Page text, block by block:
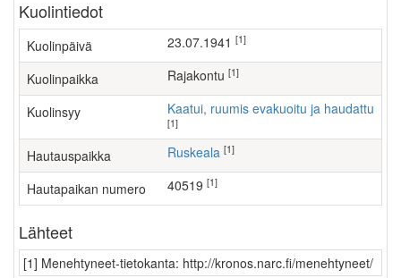
Kuolintiedot
Kuolinpäivä 23.07.1941 [1]
Kuolinpaikka Rajakontu [1]
Kuolinsyy Kaatui, ruumis evakuoitu ja haudattu
[1]
Hautauspaikka Ruskeala [1]
Hautapaikan numero 40519 [1]
Lähteet
[1] Menehtyneet-tietokanta: http://kronos.narc.fi/menehtyneet/